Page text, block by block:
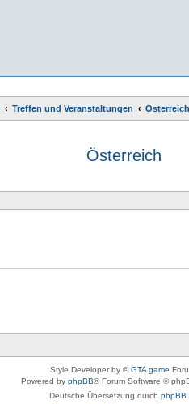
Treffen und Veranstaltungen
Österreich
Österreich
Style Developer by ©GTA game
Powered by phpBB® Forum Software ©
Deutsche Übersetzung durch